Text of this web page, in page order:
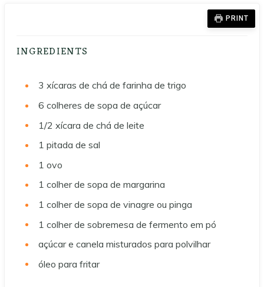
PRINT
INGREDIENTS
3 xícaras de chá de farinha de trigo
6 colheres de sopa de açúcar
1/2 xícara de chá de leite
1 pitada de sal
1 ovo
1 colher de sopa de margarina
1 colher de sopa de vinagre ou pinga
1 colher de sobremesa de fermento em pó
açúcar e canela misturados para polvilhar
óleo para fritar